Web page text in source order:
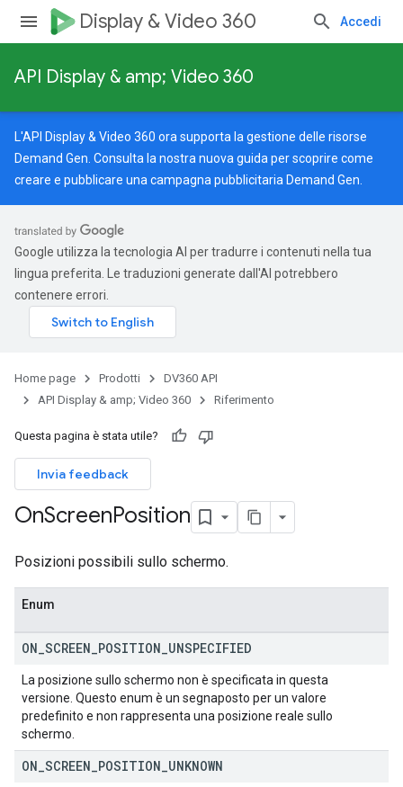
Display & Video 360 Accedi
API Display & amp; Video 360
L'API Display & Video 360 ora supporta la gestione delle risorse
Demand Gen. Consulta la nostra nuova guida per scoprire come
creare e pubblicare una campagna pubblicitaria Demand Gen.
Google utilizza la tecnologia AI per tradurre i contenuti nella tua
lingua preferita. Le traduzioni generate dall'AI potrebbero
contenere errori.
Home page Prodotti
DV360 API
API Display & amp; Video 360
Riferimento
Questa pagina è stata utile?
Invia feedback
OnScreenPosition
Posizioni possibili sullo schermo.
Enum
ON SCREEN POSITION UNSPECIFIED
La posizione sullo schermo non è specificata in questa
versione. Questo enum è un segnaposto per un valore
predefinito e non rappresenta una posizione reale sullo
schermo.
ON SCREEN POSITION UNKNOWN